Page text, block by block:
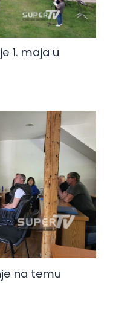
1. maja u
na temu